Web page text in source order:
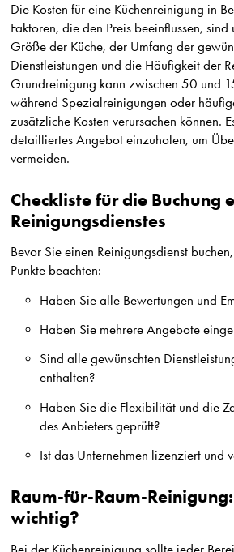
Die Kosten für eine Küchenreinigung in
Faktoren, die den Preis beeinflussen,
Größe der Küche, der Umfang der
Dienstleistungen und die Häufigkeit der
Grundreinigung kann zwischen 50 und
während Spezialreinigungen oder
zusätzliche Kosten verursachen können.
detailliertes Angebot einzuholen, um
vermeiden.
Checkliste für die Buchung
Reinigungsdienstes
Bevor Sie einen Reinigungsdienst
Punkte beachten:
Haben Sie alle Bewertungen und
Haben Sie mehrere Angebote
Sind alle gewünschten
enthalten?
Haben Sie die Flexibilität und die
des Anbieters geprüft?
Ist das Unternehmen lizenziert und
Raum-für-Raum-
wichtig?
Bei der Küchenreinigung sollte jeder